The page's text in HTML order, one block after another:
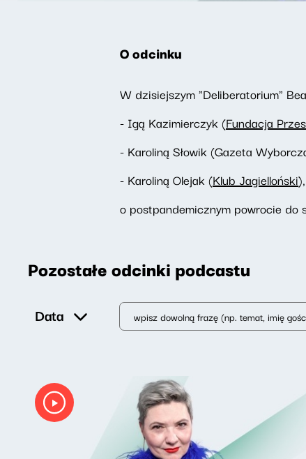
O odcinku
W dzisiejszym "Deliberatorium"
- Igą Kazimierczyk (Fundacja
- Karoliną Słowik (Gazeta
- Karoliną Olejak (Klub Jagielloński),
o postpandemicznym powrocie do
Pozostałe odcinki podcastu
Data